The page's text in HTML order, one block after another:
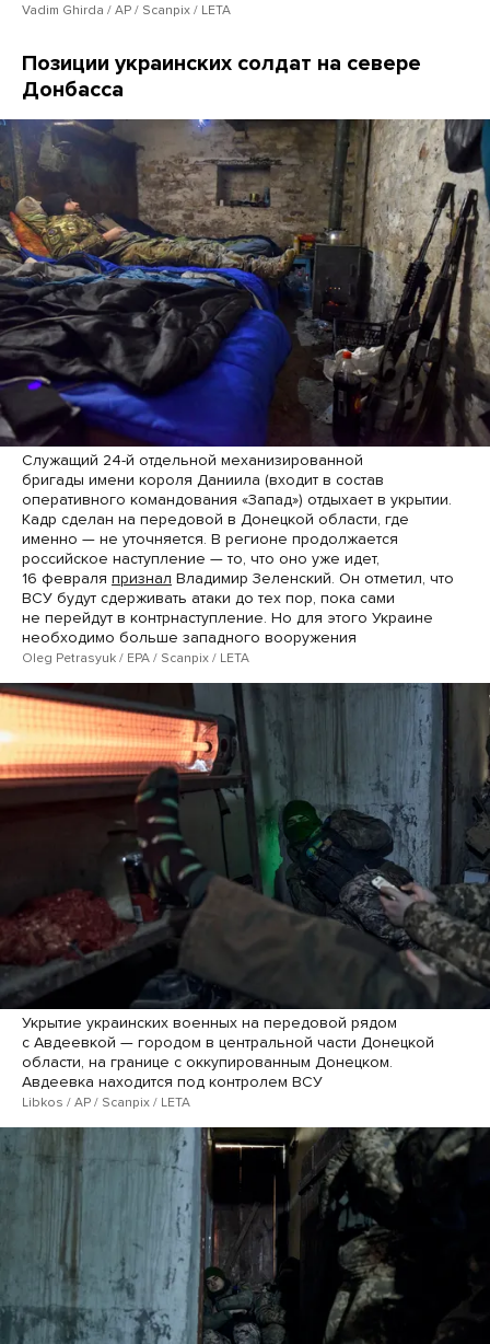
Vadim Ghirda / AP / Scanpix / LETA
Позиции украинских солдат на севере
Донбасса
Служащий 24-й отдельной механизированной
бригады имени короля Даниила (входит в состав
оперативного командования «Запад») отдыхает в укрытии.
Кадр сделан на передовой в Донецкой области, где
именно — не уточняется. В регионе продолжается
российское наступление — то, что оно уже идет,
16 февраля признал Владимир Зеленский. Он отметил, что
ВСУ будут сдерживать атаки до тех пор, пока сами
не перейдут в контрнаступление. Но для этого Украине
необходимо больше западного вооружения
Oleg Petrasyuk / EPA / Scanpix / LETA
Укрытие украинских военных на передовой рядом
с Авдеевкой — городом в центральной части Донецкой
области, на границе с оккупированным Донецком.
Авдеевка находится под контролем ВСУ
Libkos / AP / Scanpix / LETA